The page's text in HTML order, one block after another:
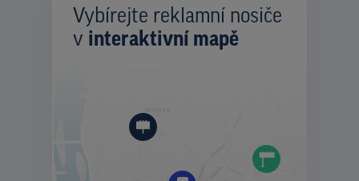
Vybírejte reklamní nosiče
v interaktivní mapě